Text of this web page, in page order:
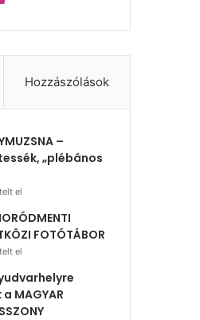
Hozzászólások
–
„plébános
el
FOTÓTÁBOR
el
MAGYAR